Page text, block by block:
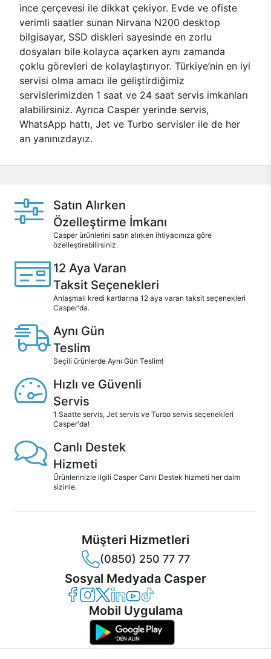
ince çerçevesi ile dikkat çekiyor. Evde ve ofiste
verimli saatler sunan Nirvana N200 desktop
bilgisayar, SSD diskleri sayesinde en zorlu
dosyaları bile kolayca açarken aynı zamanda
çoklu görevleri de kolaylaştırıyor. Türkiye’nin en iyi
servisi olma amacı ile geliştirdiğimiz
servislerimizden 1 saat ve 24 saat servis imkanları
alabilirsiniz. Ayrıca Casper yerinde servis,
WhatsApp hattı, Jet ve Turbo servisler ile de her
an yanınızdayız.
Satın Alırken
Özelleştirme İmkanı
Casper ürünlerini satın alırken ihtiyacınıza göre
özelleştirebilirsiniz.
12 Aya Varan
Taksit Seçenekleri
Anlaşmalı kredi kartlarına 12 aya varan taksit seçenekleri
Casper'da.
Aynı Gün
Teslim
Seçili ürünlerde Aynı Gün Teslim!
Hızlı ve Güvenli
Servis
1 Saatte servis, Jet servis ve Turbo servis seçenekleri
Casper'da!
Canlı Destek
Hizmeti
Ürünlerinizle ilgili Casper Canlı Destek hizmeti her daim
sizinle.
Müşteri Hizmetleri
(0850) 250 77 77
Sosyal Medyada Casper
Casper Facebook
Casper Instagram
Casper Twitter
Casper LinkedIn
Casper YouTube
Casper TikTok
Mobil Uygulama